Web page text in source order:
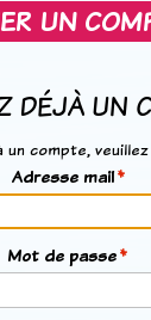
UN
DÉJÀ UN
un compte,
Adresse mail
Mot de passe